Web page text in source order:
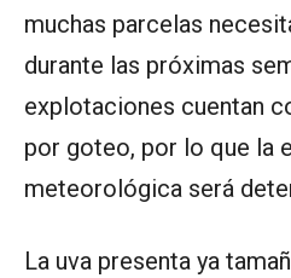
muchas parcelas
durante las próximas
explotaciones cuentan
por goteo, por lo que la
meteorológica será
La uva presenta ya